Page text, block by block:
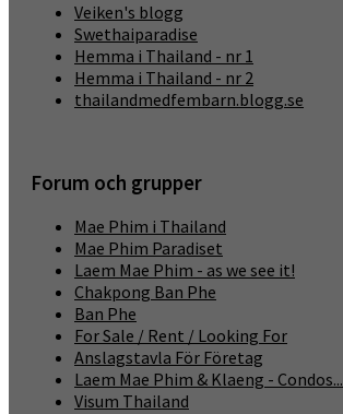
Veiken's blogg
Swethaiparadise
Hemma i Thailand - nr 1
Hemma i Thailand - nr 2
thailandmedfembarn.blogg.se
Forum och grupper
Mae Phim i Thailand
Mae Phim Paradiset
Laem Mae Phim - as we see it!
Chakpong Ban Phe
Ban Phe
For Sale / Rent / Looking For
Anslagstavla För Företag
Laem Mae Phim & Klaeng - Condos...
Visum Thailand